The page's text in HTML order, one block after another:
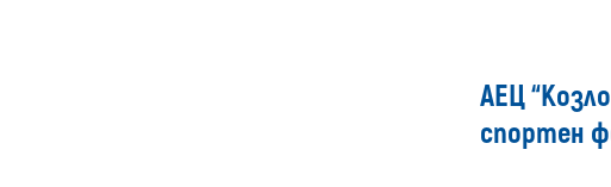
АЕЦ
спортен